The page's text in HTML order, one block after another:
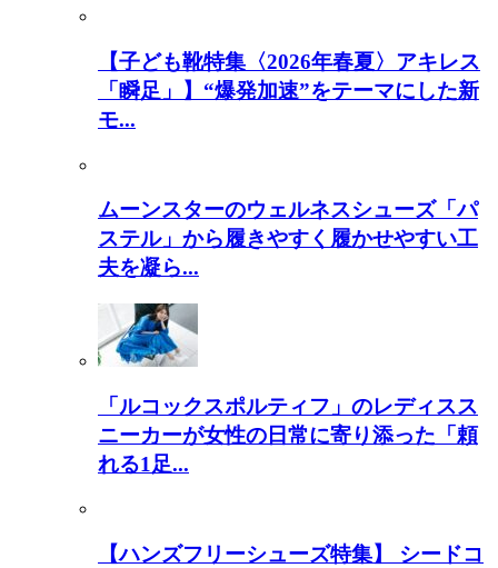
【子ども靴特集〈2026年春夏〉アキレス
「瞬足」】“爆発加速”をテーマにした新
モ...
ムーンスターのウェルネスシューズ「パ
ステル」から履きやすく履かせやすい工
夫を凝ら...
「ルコックスポルティフ」のレディスス
ニーカーが女性の日常に寄り添った「頼
れる1足...
【ハンズフリーシューズ特集】 シードコ